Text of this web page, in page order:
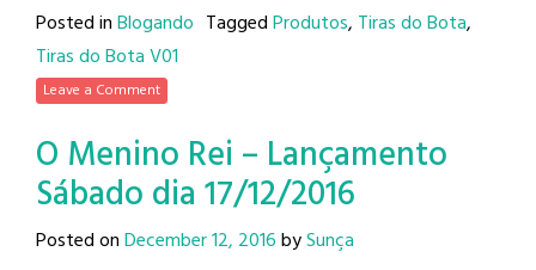
Posted inBlogando TaggedProdutos, Tiras do Bota,
Tiras do Bota V01
Leave a Comment
O Menino Rei – Lançamento
Sábado dia 17/12/2016
Posted onDecember 12, 2016bySunça